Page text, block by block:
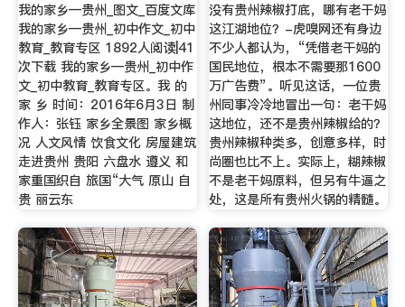
我的家乡—贵州_图文_百度文库
我的家乡—贵州_初中作文_初中
教育_教育专区 1892人阅读|41
次下载 我的家乡—贵州_初中作
文_初中教育_教育专区。我 的
家 乡 时间：2016年6月3日 制
作人：张钰 家乡全景图 家乡概
况 人文风情 饮食文化 房屋建筑
走进贵州 贵阳 六盘水 遵义 和
家重国织自 旅国“大气 原山 自
贵 丽云东
没有贵州辣椒打底，哪有老干妈
这江湖地位？-虎嗅网还有身边
不少人都认为，“凭借老干妈的
国民地位，根本不需要那1600
万广告费”。听见这话，一位贵
州同事冷冷地冒出一句：老干妈
这地位，还不是贵州辣椒给的？
贵州辣椒种类多，创意多样，时
尚圈也比不上。实际上，糊辣椒
不是老干妈原料，但另有牛逼之
处，这是所有贵州火锅的精髓。